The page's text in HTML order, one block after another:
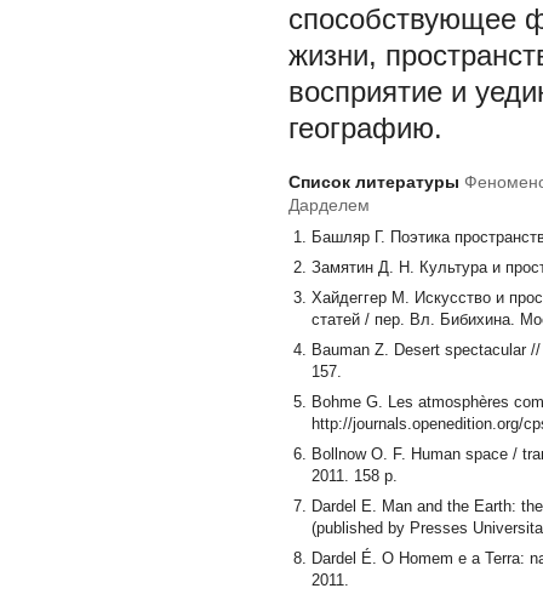
способствующее
жизни,
восприятие и
географию.
Список литературы
Дарделем
Башляр Г. Поэтика
Замятин Д. H. Культура и
Хайдеггер М. Искусство и
статей / пер. Вл. Бибихина.
Bauman Z. Desert spectacular
157.
Bohme G. Les atmosphères
http://journals.openedition.org/
Bollnow O. F. Human space /
2011. 158 p.
Dardel E. Man and the Earth:
(published by Presses
Dardel É. O Homem e a Terra:
2011.